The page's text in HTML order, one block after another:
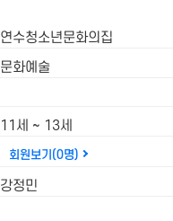
연수청소년문화의집
문화예술
11세 ~ 13세
회원보기(0명)
강정민